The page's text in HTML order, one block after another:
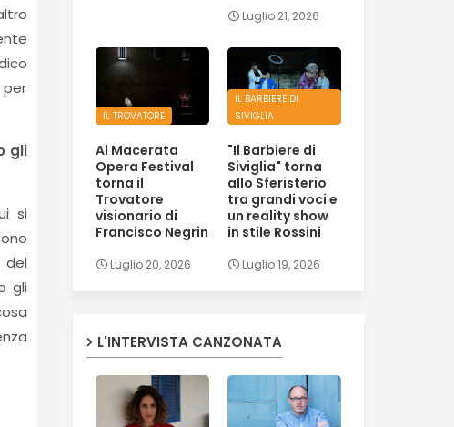
gli
si
gli
Luglio 21, 2026
IL TROVATORE
Al Macerata
Opera Festival
torna il
Trovatore
visionario di
Francisco Negrin
Luglio 20, 2026
IL BARBIERE DI
SIVIGLIA
"Il Barbiere di
Siviglia" torna
allo Sferisterio
tra grandi voci e
un reality show
in stile Rossini
Luglio 19, 2026
L'INTERVISTA CANZONATA